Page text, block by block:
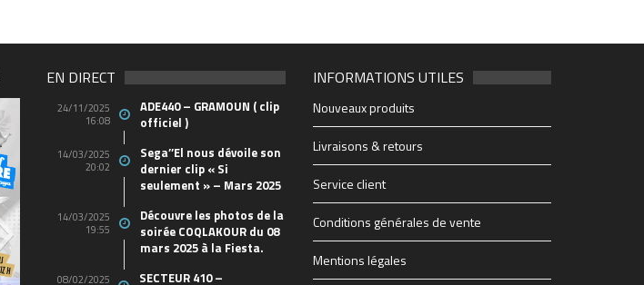
EN DIRECT
24/11/2025
16:08
ADE440 – GRAMOUN ( clip
officiel )
14/03/2025
20:02
Sega’’El nous dévoile son
dernier clip « Si
seulement » – Mars 2025
14/03/2025
19:55
Découvre les photos de la
soirée COQLAKOUR du 08
mars 2025 à la Fiesta.
08/02/2025 SECTEUR 410 –
INFORMATIONS UTILES
Nouveaux produits
Livraisons & retours
Service client
Conditions générales de vente
Mentions légales